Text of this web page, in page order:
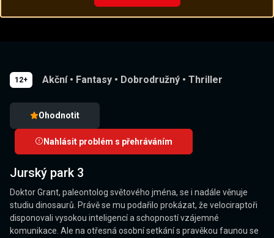
12+ Akční • Fantasy • Dobrodružný • Thriller
Ohodnotit
Nahlásit problém s přehráváním
Jurský park 3
Doktor Grant, paleontolog světového jména, se i nadále věnuje
studiu dinosaurů. Právě se mu podařilo prokázat, že velociraptoři
disponovali vysokou inteligencí a schopností vzájemné
komunikace. Ale na otřesná osobní setkání s pravěkou faunou se